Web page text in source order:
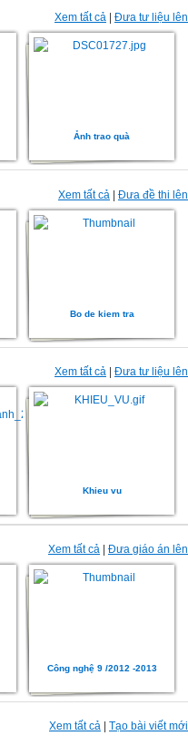
Xem tất cả Đưa tư liệu lên
Ảnh trao quà
Xem tất cả | Đưa đề thi lên
Bo de kiem tra
Xem tất cả Đưa tư liệu lên
Khieu vu
Xem tất cả | Đưa giáo án lên
Công nghệ 9 /2012 -2013
Xem tất cả Tạo bài viết mới